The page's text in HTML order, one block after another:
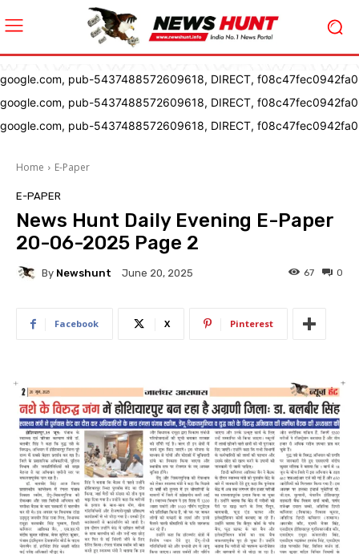
google.com, pub-5437488572609618, DIRECT, f08c47fec0942fa0
google.com, pub-5437488572609618, DIRECT, f08c47fec0942fa0
google.com, pub-5437488572609618, DIRECT, f08c47fec0942fa0
Home E-Paper
E-PAPER
News Hunt Daily Evening E-Paper
20-06-2025 Page 2
By Newshunt June 20, 2025 0
67
Facebook X Pinterest